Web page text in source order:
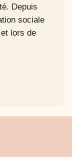
Depuis
sociale
lors de